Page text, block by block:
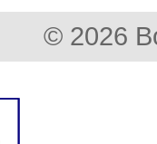
© 2026